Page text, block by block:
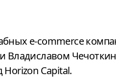
e-commerce
Владиславом
Capital.